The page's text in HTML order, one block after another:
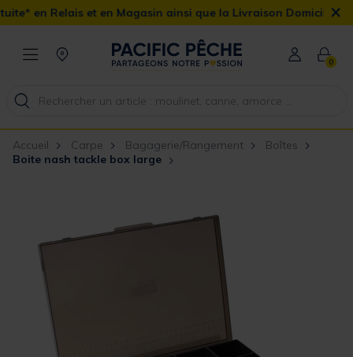
en Magasin ainsi que la Livraison Domicile offerte dès 90€ ×
0
Accueil Carpe Bagagerie/Rangement
Boîtes
Boite nash tackle box large